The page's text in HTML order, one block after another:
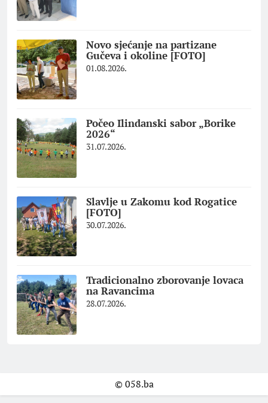
Novo sjećanje na partizane
Gučeva i okoline [FOTO]
01.08.2026.
Počeo Ilindanski sabor „Borike
2026“
31.07.2026.
Slavlje u Zakomu kod Rogatice
[FOTO]
30.07.2026.
Tradicionalno zborovanje lovaca
na Ravancima
28.07.2026.
© 058.ba